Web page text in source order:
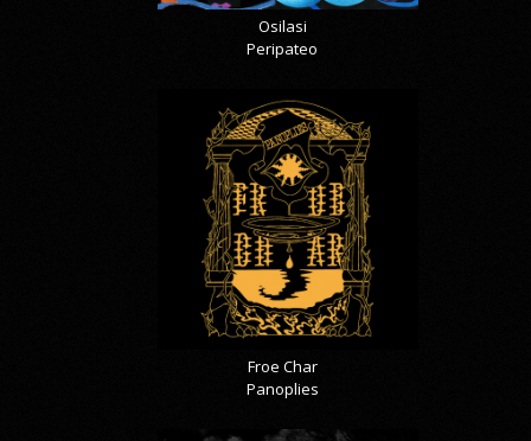
Osilasi
Peripateo
Froe Char
Panoplies